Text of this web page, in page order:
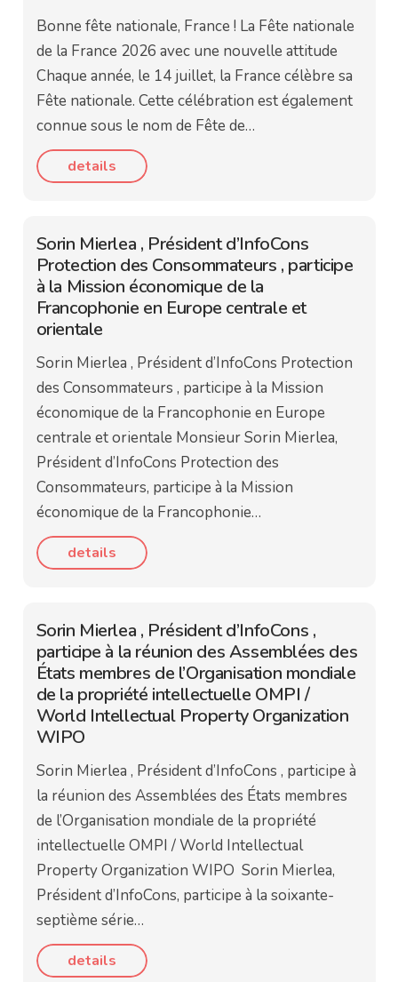
Bonne fête nationale, France ! La Fête nationale
de la France 2026 avec une nouvelle attitude
Chaque année, le 14 juillet, la France célèbre sa
Fête nationale. Cette célébration est également
connue sous le nom de Fête de…
details
Sorin Mierlea , Président d’InfoCons
Protection des Consommateurs , participe
à la Mission économique de la
Francophonie en Europe centrale et
orientale
Sorin Mierlea , Président d’InfoCons Protection
des Consommateurs , participe à la Mission
économique de la Francophonie en Europe
centrale et orientale Monsieur Sorin Mierlea,
Président d’InfoCons Protection des
Consommateurs, participe à la Mission
économique de la Francophonie…
details
Sorin Mierlea , Président d’InfoCons ,
participe à la réunion des Assemblées des
États membres de l’Organisation mondiale
de la propriété intellectuelle OMPI /
World Intellectual Property Organization
WIPO
Sorin Mierlea , Président d’InfoCons , participe à
la réunion des Assemblées des États membres
de l’Organisation mondiale de la propriété
intellectuelle OMPI / World Intellectual
Property Organization WIPO Sorin Mierlea,
Président d’InfoCons, participe à la soixante-
septième série…
details